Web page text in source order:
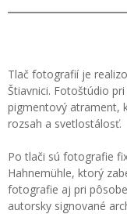
Tlač fotografií je
Štiavnici. Fotoštúdio
pigmentový atrament,
rozsah a svetlostálosť.
Po tlači sú fotografie
Hahnemühle, ktorý
fotografie aj pri
autorsky signované